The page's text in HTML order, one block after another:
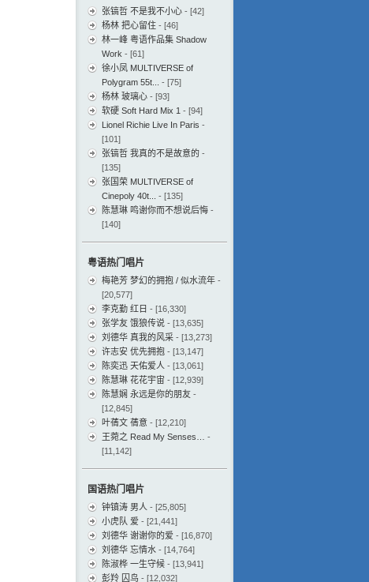
张镐哲 不是我不小心 - [42]
杨林 把心留住 - [46]
林一峰 粤语作品集 Shadow
Work - [61]
徐小凤 MULTIVERSE of
Polygram 55t...
- [75]
杨林 玻璃心 - [93]
软硬 Soft Hard Mix 1 - [94]
Lionel Richie Live In Paris -
[101]
张镐哲 我真的不是故意的 -
[135]
张国荣 MULTIVERSE of
Cinepoly 40t...
- [135]
陈慧琳 鸣谢你而不想说后悔 -
[140]
粤语热门唱片
梅艳芳 梦幻的拥抱 / 似水流年 -
[20,577]
李克勤 红日 - [16,330]
张学友 饿狼传说 - [13,635]
刘德华 真我的风采 - [13,273]
许志安 优先拥抱 - [13,147]
陈奕迅 天佑爱人 - [13,061]
陈慧琳 花花宇宙 - [12,939]
陈慧娴 永远是你的朋友 -
[12,845]
叶蒨文 蒨意 - [12,210]
王菀之 Read My Senses…
-
[11,142]
国语热门唱片
钟镇涛 男人 - [25,805]
小虎队 爱 - [21,441]
刘德华 谢谢你的爱 - [16,870]
刘德华 忘情水 - [14,764]
陈淑桦 一生守候 - [13,941]
彭羚 囚鸟 - [12,032]